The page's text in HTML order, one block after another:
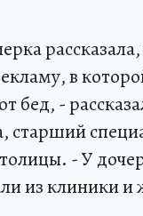
в
бед, -
старший
- У
из клиники и